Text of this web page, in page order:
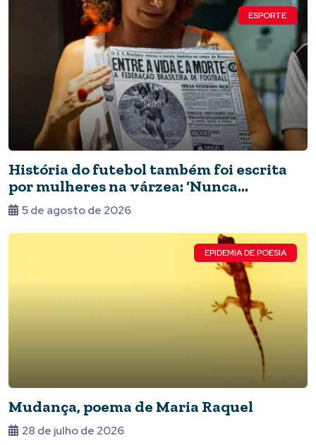
ESPORTE
História do futebol também foi escrita
por mulheres na várzea: ‘Nunca
deixaram de jogar’
5 de agosto de 2026
EPIDEMIA DE POESIA
Mudança, poema de Maria Raquel
28 de julho de 2026